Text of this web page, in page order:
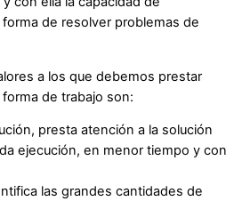
de resolver problemas de
a los que debemos prestar
de trabajo son:
presta atención a la solución
ejecución, en menor tiempo y con
las grandes cantidades de